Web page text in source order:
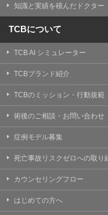
知識と実績を積んだドクター
TCBについて
TCB AI シミュレーター
TCBブランド紹介
TCBのミッション・行動規範
術後のご相談・お問い合わせ
症例モデル募集
死亡事故リスクゼロへの取り
カウンセリングフロー
はじめての方へ